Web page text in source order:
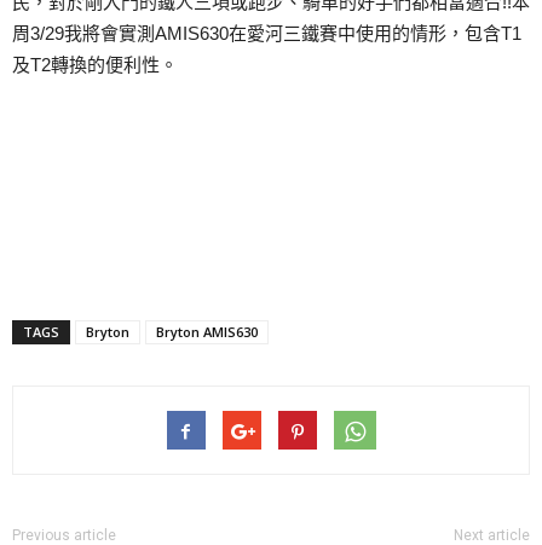
周3/29我將會實測AMIS630在愛河三鐵賽中使用的情形，包含T1
及T2轉換的便利性。
TAGS Bryton Bryton AMIS630
Previous article Next article